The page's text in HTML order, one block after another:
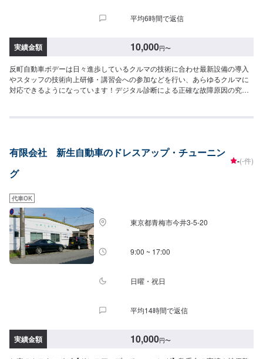
平均6時間で返信
実績金額 10,000円〜
反町自動車ボデーは日々進歩しているクルマの技術に合わせ最新設備の導入
やスタッフの技術向上研修・講習会への参加などを行い、あらゆるクルマに
対応できるようになっています！デジタル診断による正確な故障原因の究明
備士による点検・メンテナンス、クルマのパーツ交換や取り付け・カスタム
---------------------------【1】オファーにてお問い合わせ【2】お見積り【3】お
見積りにご納得いただければ作業開始【4】仕上がり次第納車〈納期につい
て〉通常1~2日程度で納車いたします！車種や状態などにより作業内容が異
込みについて〉タイヤ持ち込み可能です！オファー送信の際に、持ち込みパ
ーツの詳細をご入力ください。〈代車について〉無料の代車ご用意しており
ます！愛車の作業中は代車をご利用ください！※代車の燃料代はお客様にご負
担いただいております。【定休日・営業時間】定休日：不定休営業時間：
9:00~18:00
有限会社 新生自動車のドレスアップ・チューニン
グ
-(-件)
代車OK
東京都青梅市今井3-5-20
9:00 ~ 17:00
日曜・祝日
平均14時間で返信
実績金額 10,000円〜